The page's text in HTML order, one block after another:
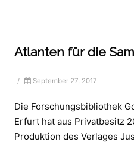
Atlanten für die
/ September 27, 2017
Die Forschungsbibliothek
Erfurt hat aus Privatbesitz
Produktion des Verlages